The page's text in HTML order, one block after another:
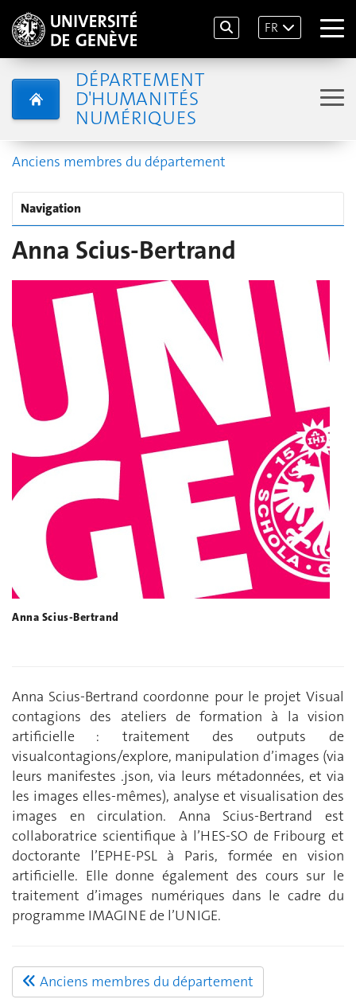
FR
DÉPARTEMENT
D'HUMANITÉS
NUMÉRIQUES
Anciens membres du département
Navigation
Anna Scius-Bertrand
Anna Scius-Bertrand
Anna Scius-Bertrand coordonne pour le projet Visual
contagions des ateliers de formation à la vision
artificielle : traitement des outputs de
visualcontagions/explore, manipulation d’images (via
leurs manifestes .json, via leurs métadonnées, et via
les images elles-mêmes), analyse et visualisation des
images en circulation. Anna Scius-Bertrand est
collaboratrice scientifique à l’HES-SO de Fribourg et
doctorante l’EPHE-PSL à Paris, formée en vision
artificielle. Elle donne également des cours sur le
traitement d’images numériques dans le cadre du
programme IMAGINE de l’UNIGE.
Anciens membres du département